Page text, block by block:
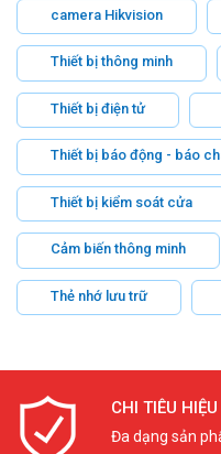
camera Hikvision
Thiết bị thông minh
Thiết bị điện tử
Thiết bị báo động - báo
Thiết bị kiểm soát cửa
Cảm biến thông minh
Thẻ nhớ lưu trữ
CHI TIÊU
Đa dạng sản